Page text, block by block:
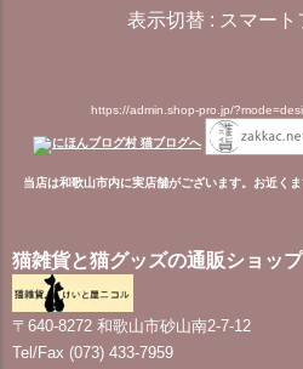
表示切替 : スマート
https://admin.shop-pro.jp/
当店は和歌山市内に実店舗がございます。お近く
猫雑貨と猫グッズの通販ショップ
〒640-8272 和歌山市砂山南2-7-12
Tel/Fax (073) 433-7959